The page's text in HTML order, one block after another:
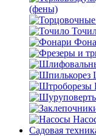
(фены)
Садовая